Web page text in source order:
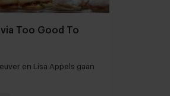
Too Good To
en Lisa Appels gaan